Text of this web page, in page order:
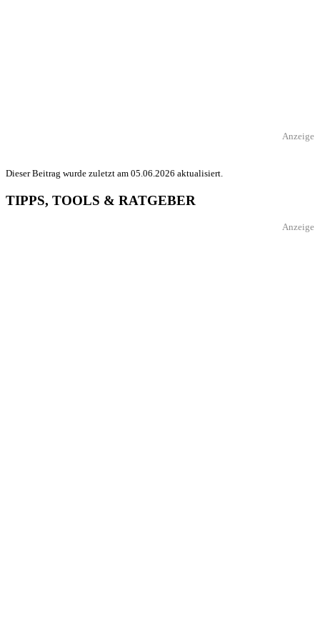
Anzeige
Dieser Beitrag wurde zuletzt am 05.06.2026 aktualisiert.
TIPPS, TOOLS & RATGEBER
Anzeige